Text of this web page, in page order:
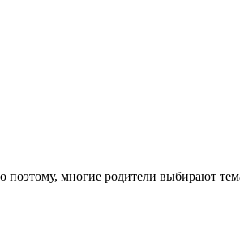
многие родители выбирают